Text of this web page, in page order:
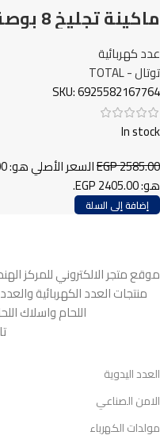
TBG35020 توتال
عدد كهربائية
توتال - TOTAL
SKU:6925582167764
In stock
EGP2585.00 السعر الأصلي هو: EGP 2585.00.
هو: EGP 2405.00.
إضافة إلى السلة
موقع متجر الالكتروني للمركز
منتجات العدد الكهربائية
اللحام واسلاك
العدد اليدوية
الامن الصناعي
مولدات الكهرباء